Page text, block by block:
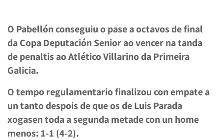
O Pabellón conseguiu o pase a octavos de final
da Copa Deputación Senior ao vencer na tanda
de penaltis ao Atlético Villarino da Primeira
Galicia.
O tempo regulamentario finalizou con empate a
un tanto despois de que os de Luis Parada
xogasen toda a segunda metade con un home
menos: 1-1 (4-2).